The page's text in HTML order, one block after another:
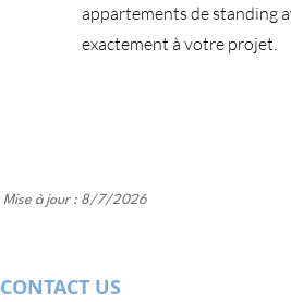
appartements de standing
exactement à votre projet.
Mise à jour : 8/7/2026
CONTACT US